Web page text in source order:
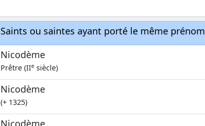
Saints ou saintes ayant porté le même prénom
Nicodème
Prêtre (IIe siècle)
Nicodème
(+ 1325)
Nicodème